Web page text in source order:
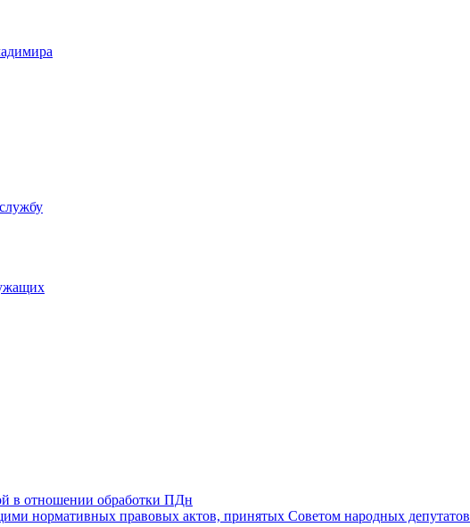
в отношении обработки ПДн
нормативных правовых актов, принятых Советом народных депутатов